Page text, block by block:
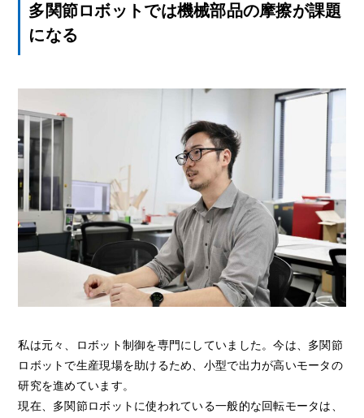
多関節ロボットでは機械部品の摩擦が課題
になる
私は元々、ロボット制御を専門にしていました。今は、多関節
ロボットで生産現場を助けるため、小型で出力が高いモータの
研究を進めています。
現在、多関節ロボットに使われている一般的な回転モータは、